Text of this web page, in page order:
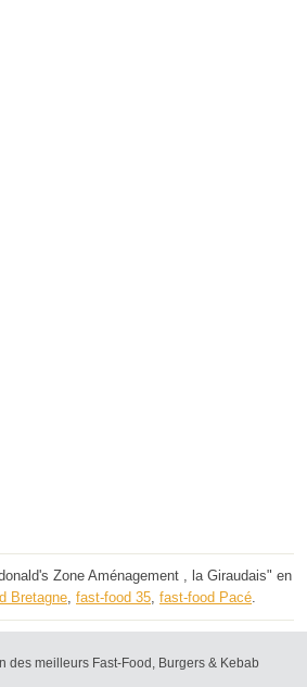
Zone Aménagement , la Giraudais" en
Bretagne fast-food 35 fast-food Pacé
des meilleurs Fast-Food, Burgers & Kebab